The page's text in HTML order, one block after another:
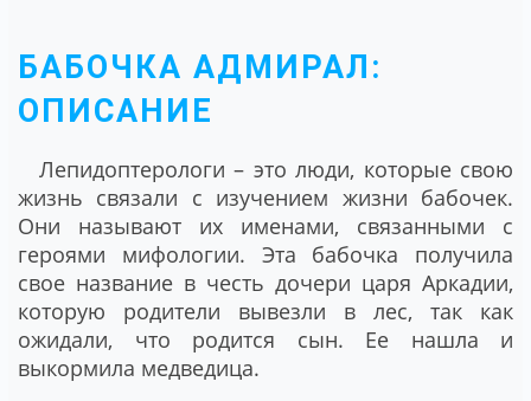
БАБОЧКА АДМИРАЛ:
ОПИСАНИЕ
Лепидоптерологи – это люди, которые свою
жизнь связали с изучением жизни бабочек.
Они называют их именами, связанными с
героями мифологии. Эта бабочка получила
свое название в честь дочери царя Аркадии,
которую родители вывезли в лес, так как
ожидали, что родится сын. Ее нашла и
выкормила медведица.